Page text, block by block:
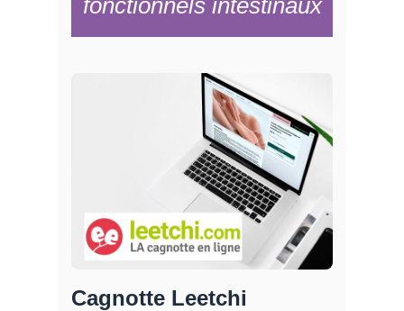
fonctionnels intestinaux
Cagnotte Leetchi